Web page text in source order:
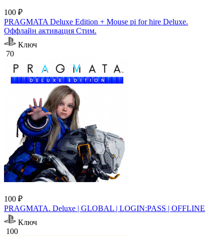
100 ₽
PRAGMATA Deluxe Edition + Mouse pi for hire Deluxe.
Оффлайн активация Cтим.
Ключ
70
100 ₽
PRAGMATA. Deluxe | GLOBAL | LOGIN:PASS | OFFLINE
Ключ
100